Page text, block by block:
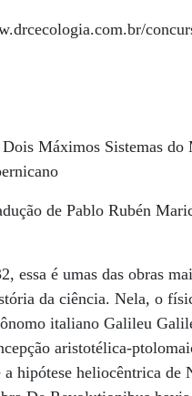
Máximos Sistemas do
de Pablo Rubén
essa é umas das obras
da ciência. Nela, o
italiano Galileu
aristotélica-
a hipótese heliocêntrica de